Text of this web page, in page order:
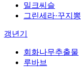
밀크씨슬
그린세라·꾸지뽕
갱년기
회화나무추출물
루바브